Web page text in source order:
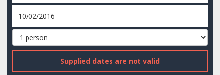
Supplied dates are not valid